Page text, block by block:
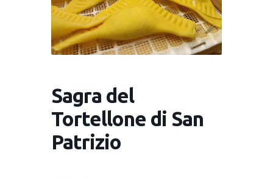
Sagra del
Tortellone di San
Patrizio